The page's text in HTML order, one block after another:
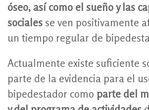
óseo, así como el sueño y las
sociales se ven positivamente
un tiempo regular de
Actualmente existe suficiente
parte de la evidencia para el
bipedestador como parte del